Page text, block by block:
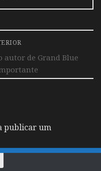
autor de Grand Blue
publicar um